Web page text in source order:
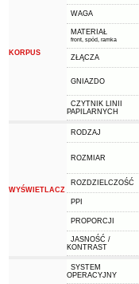
KORPUS
WAGA
MATERIAŁ
front, spód, ramka
ZŁĄCZA
GNIAZDO
CZYTNIK LINII
PAPILARNYCH
WYŚWIETLACZ
RODZAJ
ROZMIAR
ROZDZIELCZOŚĆ
PPI
PROPORCJI
JASNOŚĆ /
KONTRAST
SYSTEM
OPERACYJNY